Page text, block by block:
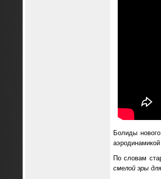
Болиды
По словам
смелой эры